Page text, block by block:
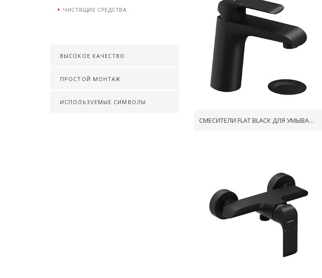
ЧИСТЯЩИЕ СРЕДСТВА
ВЫСОКОЕ КАЧЕСТВО
ПРОСТОЙ МОНТАЖ
ИСПОЛЬЗУЕМЫЕ СИМВОЛЫ
СМЕСИТЕЛИ FLAT BLACK ДЛЯ УМЫВАЛЬНИКОВ